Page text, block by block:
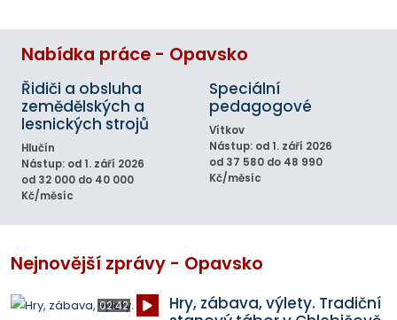
Nabídka práce - Opavsko
Řidiči a obsluha
zemědělských a
lesnických strojů
Hlučín
Nástup: od 1. září 2026
od 32 000 do 40 000
Kč/měsíc
Speciální
pedagogové
Vítkov
Nástup: od 1. září 2026
od 37 580 do 48 990
Kč/měsíc
Nejnovější zprávy - Opavsko
02:42
Hry, zábava, výlety. Tradiční